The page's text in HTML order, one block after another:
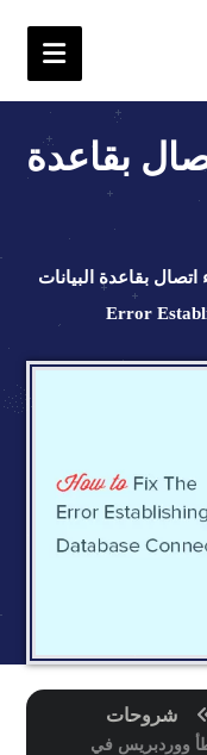
بقاعدة
بقاعدة البيانات
Error
شروحات
ووردبريس في